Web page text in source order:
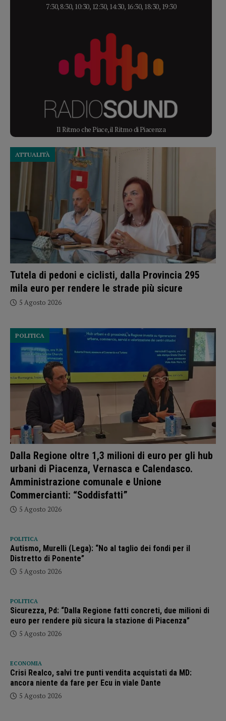
7:30, 8:30, 10:30, 12:30, 14:30, 16:30, 18:30, 19:30
Il Ritmo che Piace, il Ritmo di Piacenza
Tutela di pedoni e ciclisti, dalla Provincia 295
mila euro per rendere le strade più sicure
ATTUALITÀ
5 Agosto 2026
Dalla Regione oltre 1,3 milioni di euro per gli hub
urbani di Piacenza, Vernasca e Calendasco.
Amministrazione comunale e Unione
Commercianti: “Soddisfatti”
POLITICA
5 Agosto 2026
POLITICA
Autismo, Murelli (Lega): “No al taglio dei fondi per il
Distretto di Ponente”
5 Agosto 2026
POLITICA
Sicurezza, Pd: “Dalla Regione fatti concreti, due milioni di
euro per rendere più sicura la stazione di Piacenza”
5 Agosto 2026
ECONOMIA
Crisi Realco, salvi tre punti vendita acquistati da MD:
ancora niente da fare per Ecu in viale Dante
5 Agosto 2026